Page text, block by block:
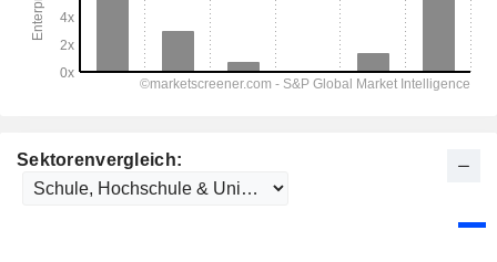
Sektorenvergleich: